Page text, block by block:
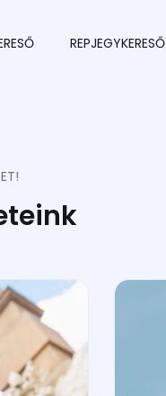
REPJEGYKERESŐ